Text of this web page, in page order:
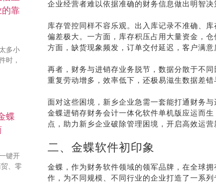
靠
多小
时，
蝶
键开
、零
企业经营者难以依据准确的财务信息做出明智
库存管控同样不容乐观。出入库记录不准确、
偏差极大。一方面，库存积压占用大量资金，
方面，缺货现象频发，订单交付延迟，客户满意
再者，财务与进销存业务脱节，数据分散于不
重复劳动增多，效率低下，还极易滋生数据差错
面对这些困境，新乡企业急需一套能打通财务
金蝶进销存财务会计一体化软件单机版应运而
点，助力新乡企业破除管理困境，开启高效运营
二、金蝶软件初印象
金蝶，作为财务软件领域的领军品牌，在全球
作，为不同规模、不同行业的企业打造了一系